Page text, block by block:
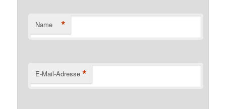
Name *
E-Mail-Adresse *